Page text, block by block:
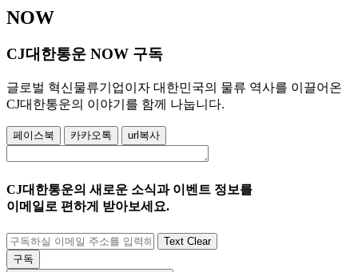
NOW
CJ대한통운 NOW 구독
글로벌 혁신물류기업이자 대한민국의 물류 역사를 이끌어온
CJ대한통운의 이야기를 함께 나눕니다.
페이스북 카카오톡 url복사
CJ대한통운의 새로운 소식과 이벤트 정보를
이메일로 편하게 받아보세요.
Text Clear